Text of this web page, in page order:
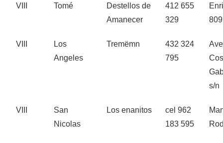
VIII Tomé
Destellos de
Amanecer
412 655
329
809
VIII
Los
Angeles
Tremëmn
432 324
795
s/n
VIII
San
Nicolas
Los enanitos
cel 962
183 595